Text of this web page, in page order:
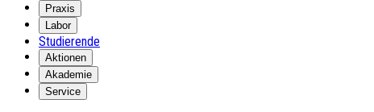
Praxis
Labor
Studierende
Aktionen
Akademie
Service